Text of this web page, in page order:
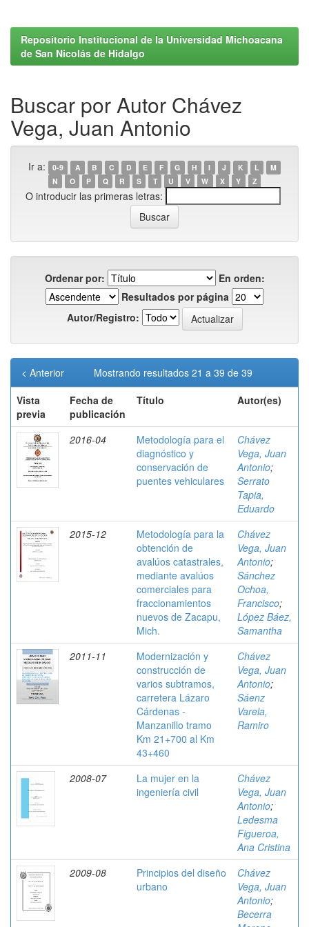
Repositorio Institucional de la Universidad Michoacana
de San Nicolás de Hidalgo
Buscar por Autor Chávez
Vega, Juan Antonio
Ir a: 0-9 A B C D E F G H I J K L
M
N
O P Q R S T U V W X Y Z
O introducir las primeras letras:
Ordenar por:
En orden:
Resultados por página
Autor/Registro:
Mostrando resultados 21 a 39 de 39
< Anterior
Vista
previa
Fecha de
publicación
Título Autor(es)
2016-04
Metodología para el
diagnóstico y
conservación de
puentes vehiculares
Chávez
Vega, Juan
Antonio;
Serrato
Tapia,
Eduardo
2015-12
Metodología para la
obtención de
avalúos catastrales,
mediante avalúos
comerciales para
fraccionamientos
nuevos de Zacapu,
Mich.
Chávez
Vega, Juan
Antonio;
Sánchez
Ochoa,
Francisco;
López Báez,
Samantha
2011-11
Modernización y
construcción de
varios subtramos,
carretera Lázaro
Cárdenas -
Manzanillo tramo
Km 21+700 al Km
43+460
Chávez
Vega, Juan
Antonio;
Sáenz
Varela,
Ramiro
2008-07
La mujer en la
ingeniería civil
Chávez
Vega, Juan
Antonio;
Ledesma
Figueroa,
Ana Cristina
2009-08
Principios del diseño
urbano
Chávez
Vega, Juan
Antonio;
Becerra